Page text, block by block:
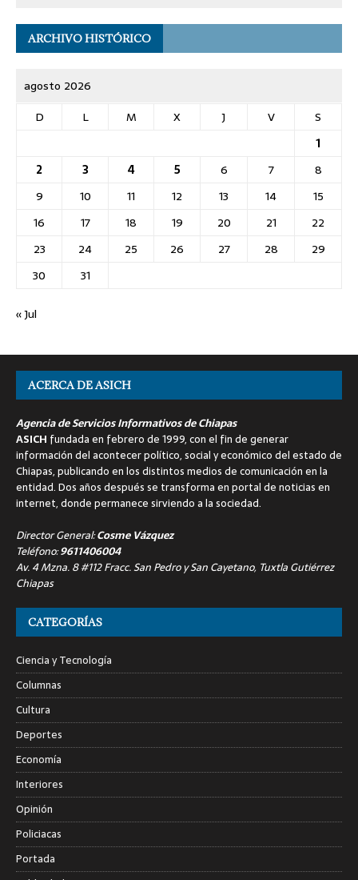
ARCHIVO HISTÓRICO
agosto 2026
D
L M X J V
S
1
2
3 4 5 6 7
8
9
10 11 12 13 14
15
16
17 18 19 20 21
22
23
24 25 26 27 28
29
30
31
« Jul
ACERCA DE ASICH
Agencia de Servicios Informativos de Chiapas
ASICH fundada en febrero de 1999, con el fin de generar
información del acontecer político, social y económico del estado de
Chiapas, publicando en los distintos medios de comunicación en la
entidad. Dos años después se transforma en portal de noticias en
internet, donde permanece sirviendo a la sociedad.
Director General:Cosme Vázquez
Teléfono:9611406004
Av. 4 Mzna. 8 #112 Fracc. San Pedro y San Cayetano, Tuxtla Gutiérrez
Chiapas
CATEGORÍAS
Ciencia y Tecnología
Columnas
Cultura
Deportes
Economía
Interiores
Opinión
Policiacas
Portada